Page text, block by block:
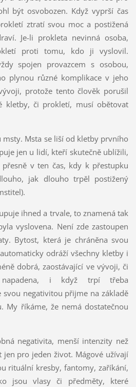
být osvobozen. Když vyprší čas
ztratí svou moc a postižená
Je-li prokleta nevinná osoba,
proti tomu, kdo ji vyslovil.
spojen provazcem s osobou,
plynou různé komplikace v jeho
protože tento člověk porušil
kletby, či prokletí, musí obětovat
Msta se liší od kletby prvního
jen u lidí, kteří skutečně ublížili,
v ten čas, kdy k přestupku
jak dlouho trpěl postižený
ihned a trvale, to znamená tak
vyslovena. Není zde zastoupen
Bytost, která je chráněna svou
odráží všechny kletby i
dobrá, zaostávající ve vývoji, či
i když trpí třeba
svou negativitou přijme na základě
My říkáme, že nemá dostatečnou
negativita, menší intenzity než
pro jeden život. Mágové užívají
rituální kresby, fantomy, zaříkání,
jsou vlasy či předměty, které